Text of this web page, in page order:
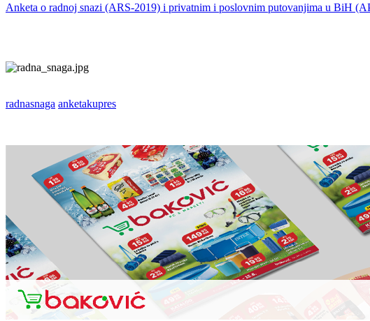
Anketa o radnoj snazi (ARS-2019) i privatnim i poslovnim putovanjima u BiH
radnasnaga anketakupres